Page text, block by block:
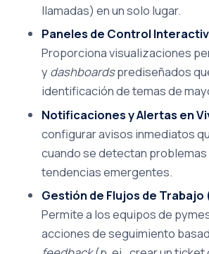
llamadas) en un solo lugar.
Paneles de Control
Proporciona visualizaciones
y dashboardsprediseñados
identificación de temas de
Notificaciones y Alertas en
configurar avisos inmediatos
cuando se detectan
tendencias emergentes.
Gestión de Flujos de
Permite a los equipos de
acciones de seguimiento